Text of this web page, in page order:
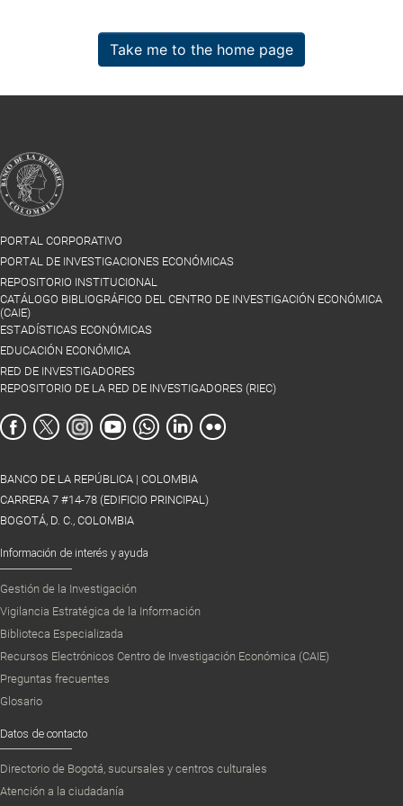
Take me to the home page
PORTAL CORPORATIVO
PORTAL DE INVESTIGACIONES ECONÓMICAS
REPOSITORIO INSTITUCIONAL
CATÁLOGO BIBLIOGRÁFICO DEL CENTRO DE INVESTIGACIÓN ECONÓMICA
(CAIE)
ESTADÍSTICAS ECONÓMICAS
EDUCACIÓN ECONÓMICA
RED DE INVESTIGADORES
REPOSITORIO DE LA RED DE INVESTIGADORES (RIEC)
BANCO DE LA REPÚBLICA | COLOMBIA
CARRERA 7 #14-78 (EDIFICIO PRINCIPAL)
BOGOTÁ, D. C., COLOMBIA
Información de interés y ayuda
Gestión de la Investigación
Vigilancia Estratégica de la Información
Biblioteca Especializada
Recursos Electrónicos Centro de Investigación Económica (CAIE)
Preguntas frecuentes
Glosario
Datos de contacto
Directorio de Bogotá, sucursales y centros culturales
Atención a la ciudadanía